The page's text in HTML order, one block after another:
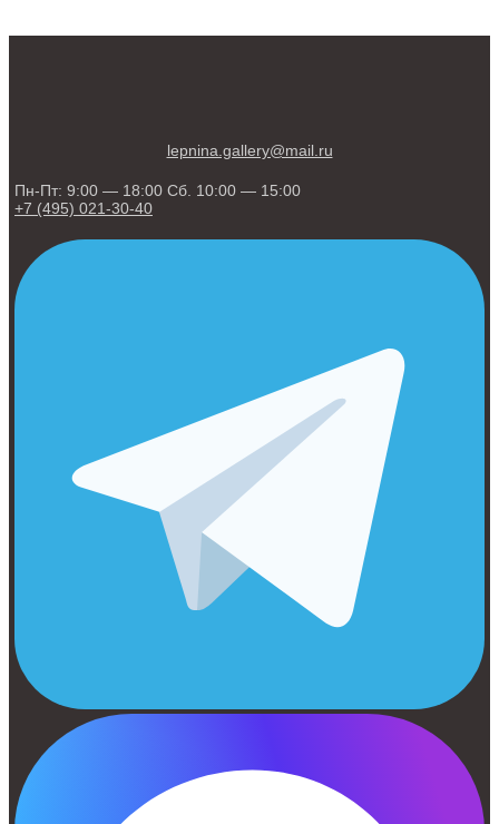
lepnina.gallery@mail.ru
Пн-Пт: 9:00 — 18:00 Сб. 10:00 — 15:00
+7 (495) 021-30-40